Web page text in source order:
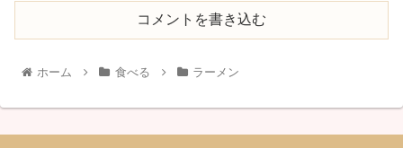
コメントを書き込む
ホーム 食べる ラーメン